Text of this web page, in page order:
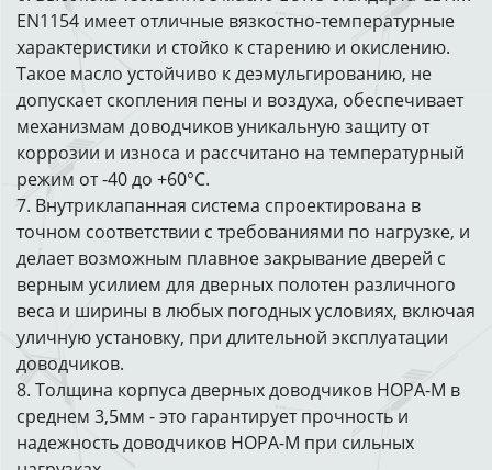
EN1154 имеет отличные вязкостно-температурные
характеристики и стойко к старению и окислению.
Такое масло устойчиво к деэмульгированию, не
допускает скопления пены и воздуха, обеспечивает
механизмам доводчиков уникальную защиту от
коррозии и износа и рассчитано на температурный
режим от -40 до +60°С.
7. Внутриклапанная система спроектирована в
точном соответствии с требованиями по нагрузке, и
делает возможным плавное закрывание дверей с
верным усилием для дверных полотен различного
веса и ширины в любых погодных условиях, включая
уличную установку, при длительной эксплуатации
доводчиков.
8. Толщина корпуса дверных доводчиков НОРА-М в
среднем 3,5мм - это гарантирует прочность и
надежность доводчиков НОРА-М при сильных